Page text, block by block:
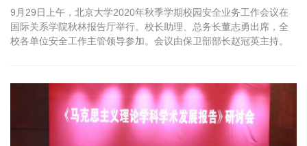
9月29日上午，北京大学2020年秋季学期校园安全业务工作会议在
国际关系学院秋林报告厅举行。校长助理、总务长董志勇出席，全
校各单位安全工作主管领导参加。会议由保卫部部长赵冠英主持。